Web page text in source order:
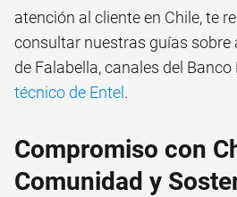
atención al cliente en Chile, te
consultar nuestras guías sobre
de Falabella,canales del Banco
técnico de Entel.
Compromiso con
Comunidad y